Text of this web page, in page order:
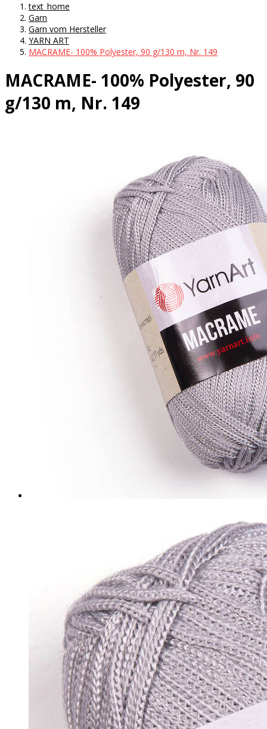
text_home
Garn
Garn vom Hersteller
YARN ART
MACRAME- 100% Polyester, 90 g/130 m, Nr. 149
MACRAME- 100% Polyester, 90
g/130 m, Nr. 149